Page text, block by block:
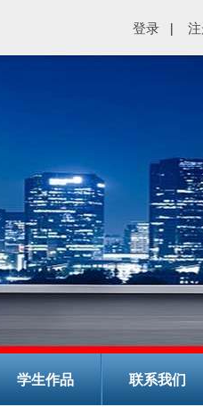
登录 |
学生作品 联系我们